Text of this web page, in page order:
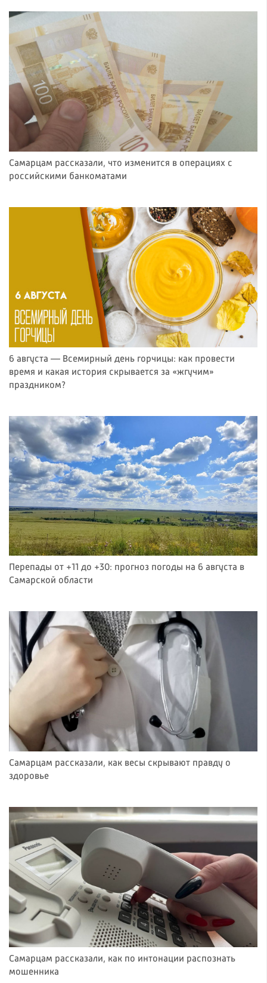
Самарцам рассказали, что изменится в операциях с
российскими банкоматами
6 августа — Всемирный день горчицы: как провести
время и какая история скрывается за «жгучим»
праздником?
Перепады от +11 до +30: прогноз погоды на 6 августа в
Самарской области
Самарцам рассказали, как весы скрывают правду о
здоровье
Самарцам рассказали, как по интонации распознать
мошенника